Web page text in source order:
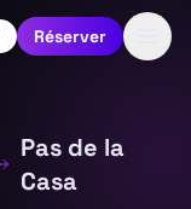
Réserver
Pas de la
Casa